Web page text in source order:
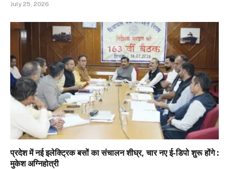
July 25, 2026
प्रदेश में नई इलेक्ट्रिक बसों का संचालन शीघ्र, चार नए ई-डिपो शुरू होंगे :
मुकेश अग्निहोत्री